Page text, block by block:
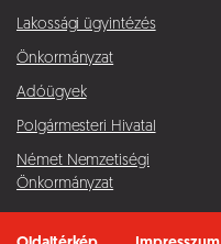
Lakossági ügyintézés
Önkormányzat
Adóügyek
Polgármesteri Hivatal
Német Nemzetiségi
Önkormányzat